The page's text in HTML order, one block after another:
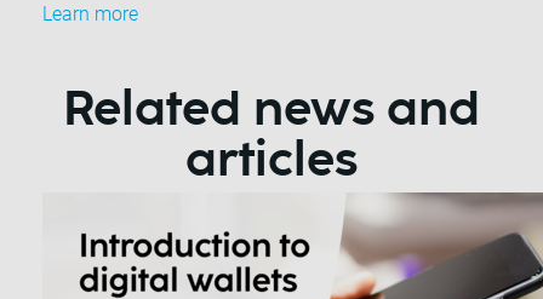
Learn more
Related news and
articles